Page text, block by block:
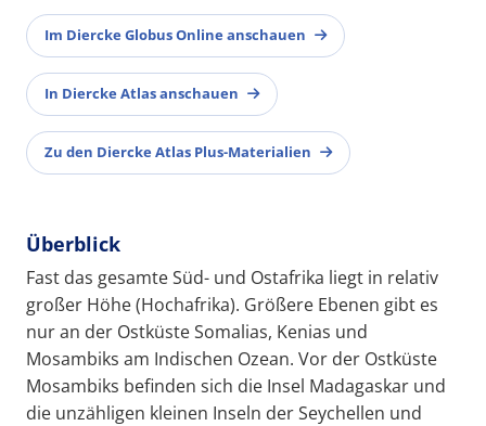
Im Diercke Globus Online anschauen
In Diercke Atlas anschauen
Zu den Diercke Atlas Plus-Materialien
Überblick
Fast das gesamte Süd- und Ostafrika liegt in relativ
großer Höhe (Hochafrika). Größere Ebenen gibt es
nur an der Ostküste Somalias, Kenias und
Mosambiks am Indischen Ozean. Vor der Ostküste
Mosambiks befinden sich die Insel Madagaskar und
die unzähligen kleinen Inseln der Seychellen und